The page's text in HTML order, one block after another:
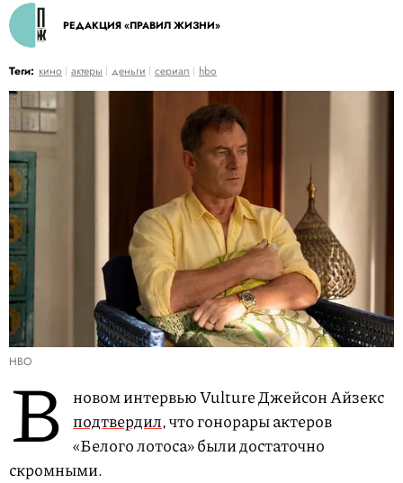
РЕДАКЦИЯ «ПРАВИЛ ЖИЗНИ»
Теги: кино актеры деньги сериал hbo
HBO
В новом интервью Vulture Джейсон Айзекс
подтвердил, что гонорары актеров
«Белого лотоса» были достаточно
скромными.